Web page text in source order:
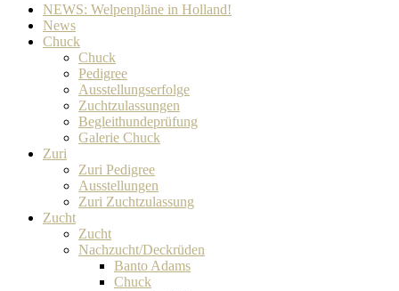
NEWS: Welpenpläne in Holland!
News
Chuck
Chuck
Pedigree
Ausstellungserfolge
Zuchtzulassungen
Begleithundeprüfung
Galerie Chuck
Zuri
Zuri Pedigree
Ausstellungen
Zuri Zuchtzulassung
Zucht
Zucht
Nachzucht/Deckrüden
Banto Adams
Chuck